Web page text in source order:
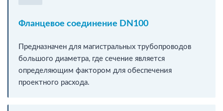
Фланцевое соединение DN100
Предназначен для магистральных трубопроводов
большого диаметра, где сечение является
определяющим фактором для обеспечения
проектного расхода.